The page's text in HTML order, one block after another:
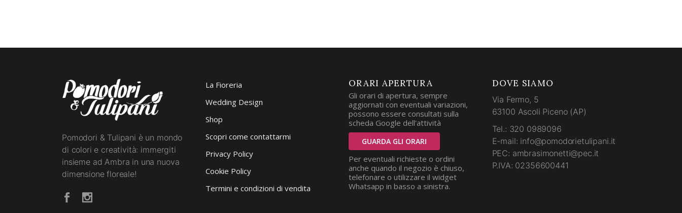
Pomodori & Tulipani è un mondo
di colori e creatività: immergiti
insieme ad Ambra in una nuova
dimensione floreale!
La Fioreria
Wedding Design
Shop
Scopri come contattarmi
Privacy Policy
Cookie Policy
Termini e condizioni di vendita
ORARI APERTURA
Gli orari di apertura, sempre
aggiornati con eventuali variazioni,
possono essere consultati sulla
scheda Google dell'attività
GUARDA GLI ORARI
Per eventuali richieste o ordini
anche quando il negozio è chiuso,
telefonare o utilizzare il widget
Whatsapp in basso a sinistra.
DOVE SIAMO
Via Fermo, 5
63100 Ascoli Piceno (AP)
Tel.: 320 0989096
E-mail: info@pomodorietulipani.it
PEC: ambrasimonetti@pec.it
P.IVA: 02356600441